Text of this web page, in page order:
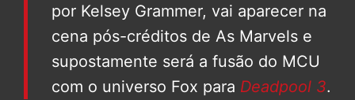
por Kelsey Grammer, vai aparecer na
cena pós-créditos de As Marvels e
supostamente será a fusão do MCU
com o universo Fox para Deadpool 3.